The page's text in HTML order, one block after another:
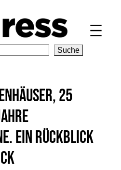
Suche
25
Ein Rückblick